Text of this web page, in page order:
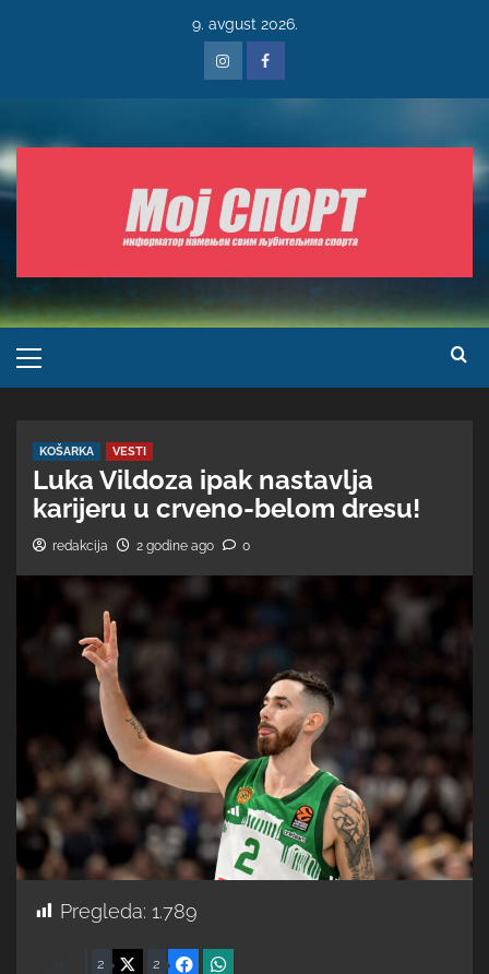
9. avgust 2026.
KOŠARKA VESTI
Luka Vildoza ipak nastavlja
karijeru u crveno-belom dresu!
redakcija 2 godine ago 0
Pregleda: 1.789
2 2 Facebook